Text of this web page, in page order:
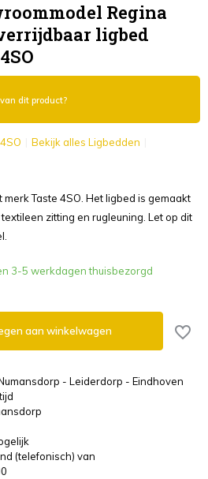
Regina
ligbed
dit product?
Bekijk alles Ligbedden
Taste 4SO. Het ligbed is gemaakt
zitting en rugleuning. Let op dit
3-5 werkdagen thuisbezorgd
aan winkelwagen
- Leiderdorp - Eindhoven
(telefonisch) van